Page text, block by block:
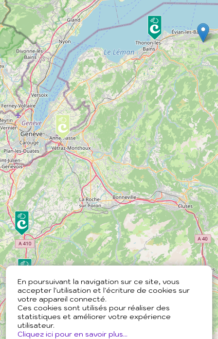
En poursuivant la navigation sur ce site, vous
accepter l'utilisation et l'écriture de cookies sur
votre appareil connecté.
Ces cookies sont utilisés pour réaliser des
statistiques et améliorer votre expérience
utilisateur.
Cliquez ici pour en savoir plus...